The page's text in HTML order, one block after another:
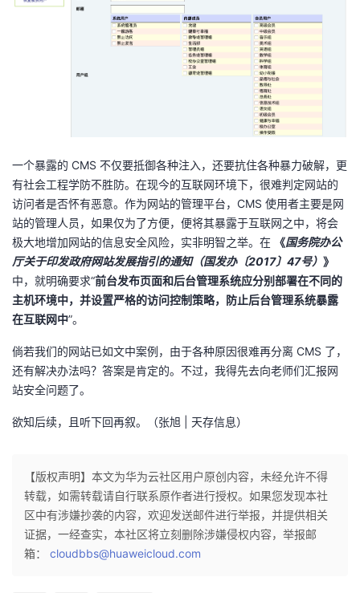
一个暴露的 CMS 不仅要抵御各种注入，还要抗住各种暴力破解，更
有社会工程学防不胜防。在现今的互联网环境下，很难判定网站的
访问者是否怀有恶意。作为网站的管理平台，CMS 使用者主要是网
站的管理人员，如果仅为了方便，便将其暴露于互联网之中，将会
极大地增加网站的信息安全风险，实非明智之举。在
《国务院办公
厅关于印发政府网站发展指引的通知（国发办〔2017〕47号） 》
中，就明确要求“前台发布页面和后台管理系统应分别部署在不同的
主机环境中，并设置严格的访问控制策略，防止后台管理系统暴露
在互联网中”。
倘若我们的网站已如文中案例，由于各种原因很难再分离 CMS 了，
还有解决办法吗？答案是肯定的。不过，我得先去向老师们汇报网
站安全问题了。
欲知后续，且听下回再叙。（张旭 | 天存信息）
【版权声明】本文为华为云社区用户原创内容，未经允许不得
转载，如需转载请自行联系原作者进行授权。如果您发现本社
区中有涉嫌抄袭的内容，欢迎发送邮件进行举报，并提供相关
证据，一经查实，本社区将立刻删除涉嫌侵权内容，举报邮
箱： cloudbbs@huaweicloud.com